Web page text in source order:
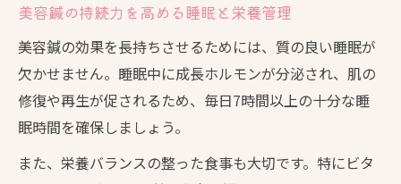
美容鍼の恩恵を最大化するアフターケア術
美容鍼のアフターケアが効果持続の分かれ
道
美容鍼施術後におすすめの肌休息タイムの
作り方
美容鍼後のケアで口コミ評価を高めるポイ
美容鍼の持続力を高める睡眠と栄養管理
美容鍼の効果を長持ちさせるためには、質の良い睡眠が
欠かせません。睡眠中に成長ホルモンが分泌され、肌の
修復や再生が促されるため、毎日7時間以上の十分な睡
眠時間を確保しましょう。
また、栄養バランスの整った食事も大切です。特にビタ